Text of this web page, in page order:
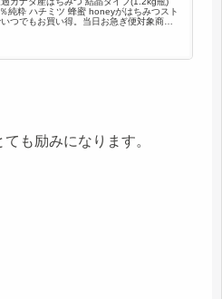
純粋 ハチミツ 蜂蜜 honeyがはちみつスト
つでもお買い得。当日お急ぎ便対象商品
も励みになります。